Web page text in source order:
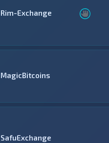
Rim-Exchange
MagicBitcoins
SafuExchange